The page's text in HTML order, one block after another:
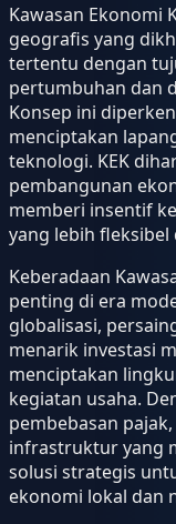
Kawasan Ekonomi
geografis yang
tertentu dengan
pertumbuhan dan
Konsep ini
menciptakan
teknologi. KEK
pembangunan
memberi insentif
yang lebih
Keberadaan
penting di era
globalisasi,
menarik investasi
menciptakan
kegiatan usaha.
pembebasan
infrastruktur yang
solusi strategis
ekonomi lokal dan